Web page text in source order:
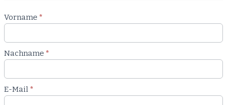
Newsletter
Blog
Vorname *
Nachname *
E-Mail *